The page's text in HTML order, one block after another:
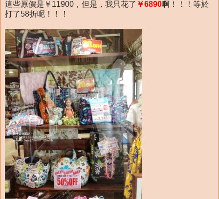
這些原價是￥11900，但是，我只花了 ￥6890啊！！！等於
打了58折呢！！！